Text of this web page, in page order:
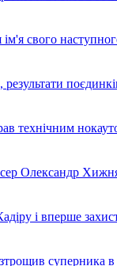
свого
технічним
Олександр
і вперше
суперника